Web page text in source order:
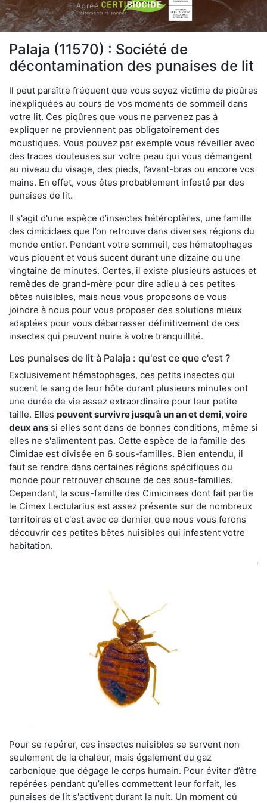
Palaja (11570) : Société de
décontamination des punaises de lit
Il peut paraître fréquent que vous soyez victime de piqûres
inexpliquées au cours de vos moments de sommeil dans
votre lit. Ces piqûres que vous ne parvenez pas à
expliquer ne proviennent pas obligatoirement des
moustiques. Vous pouvez par exemple vous réveiller avec
des traces douteuses sur votre peau qui vous démangent
au niveau du visage, des pieds, l’avant-bras ou encore vos
mains. En effet, vous êtes probablement infesté par des
punaises de lit.
Il s'agit d'une espèce d’insectes hétéroptères, une famille
des cimicidaes que l’on retrouve dans diverses régions du
monde entier. Pendant votre sommeil, ces hématophages
vous piquent et vous sucent durant une dizaine ou une
vingtaine de minutes. Certes, il existe plusieurs astuces et
remèdes de grand-mère pour dire adieu à ces petites
bêtes nuisibles, mais nous vous proposons de vous
joindre à nous pour vous proposer des solutions mieux
adaptées pour vous débarrasser définitivement de ces
insectes qui peuvent nuire à votre tranquillité.
Les punaises de lit à Palaja : qu'est ce que c'est ?
Exclusivement hématophages, ces petits insectes qui
sucent le sang de leur hôte durant plusieurs minutes ont
une durée de vie assez extraordinaire pour leur petite
taille. Elles peuvent survivre jusqu’à un an et demi, voire
deux ans si elles sont dans de bonnes conditions, même si
elles ne s'alimentent pas. Cette espèce de la famille des
Cimidae est divisée en 6 sous-familles. Bien entendu, il
faut se rendre dans certaines régions spécifiques du
monde pour retrouver chacune de ces sous-familles.
Cependant, la sous-famille des Cimicinaes dont fait partie
le Cimex Lectularius est assez présente sur de nombreux
territoires et c'est avec ce dernier que nous vous ferons
découvrir ces petites bêtes nuisibles qui infestent votre
habitation.
Pour se repérer, ces insectes nuisibles se servent non
seulement de la chaleur, mais également du gaz
carbonique que dégage le corps humain. Pour éviter d’être
repérées pendant qu’elles commettent leur forfait, les
punaises de lit s'activent durant la nuit. Un moment où